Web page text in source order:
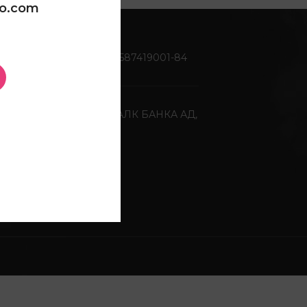
270-0587419001-84
ХАЛК БАНКА АД,